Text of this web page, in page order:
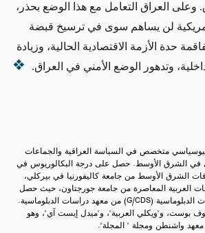
متخصص في السياسة العراقية والجماعات
في الشرق الأوسط. حصل على درجة البكالوريوس في
الشرق الأوسط من جامعة كاليفورنيا في بيركلي،
العربية المعاصرة من جامعة جورجتاون، حيث حصل
أيضاً على شهادة في الدراسات الدبلوماسية (G/CDS) من معهد دراسات الدبلوماسية.
بوست، و"ويكلي العربية"، و"ميدل إيست آي"، وهو
واشنطن ومجلة " المجلة".
العراق التعامل مع هذا الوضع بحذر،
لن يساهم سوى في ترسيخ قبضة
حدة الأزمة الاقتصادية الحالية، وزيادة
وتدهور الوضع الأمني في العراق.